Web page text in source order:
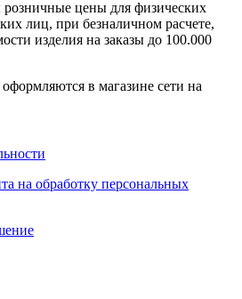
цены для физических
лиц, при безналичном расчете,
изделия на заказы до 100.000
в магазине сети на
на обработку персональных